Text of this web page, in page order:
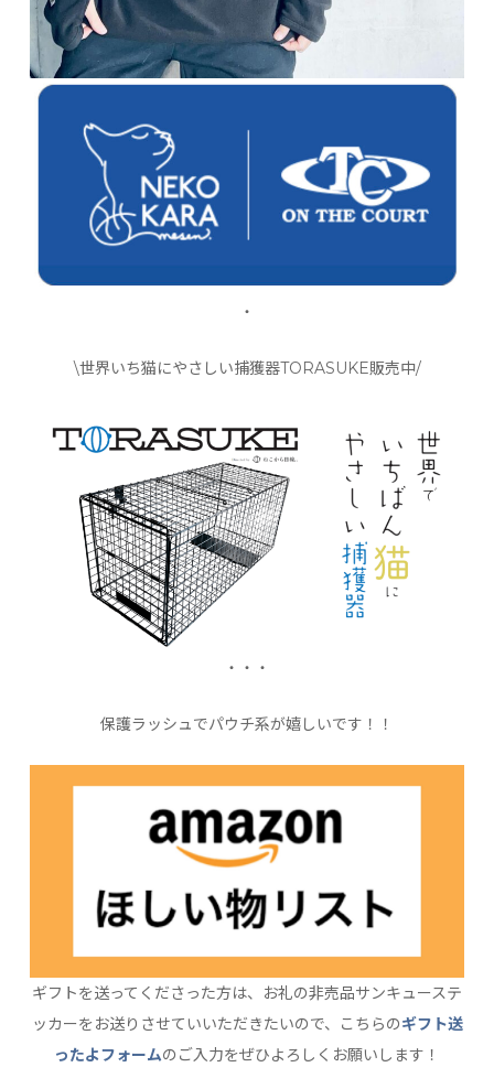
・
\世界いち猫にやさしい捕獲器TORASUKE販売中/
・・・
保護ラッシュでパウチ系が嬉しいです！！
ギフトを送ってくださった方は、お礼の非売品サンキューステ
ッカーをお送りさせていいただきたいので、こちらのギフト送
ったよフォームのご入力をぜひよろしくお願いします！